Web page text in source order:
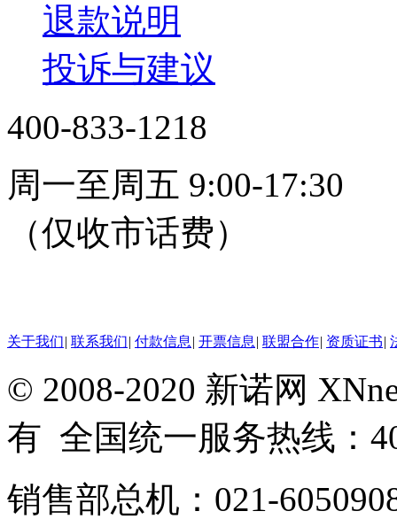
退款说明
投诉与建议
400-833-1218
周一至周五 9:00-17:30
（仅收市话费）
关于我们| 联系我们| 付款信息 | 开票信息 | 联盟合作| 资质证书|
© 2008-2020 新诺网
有 全国统一服务热线：
销售部总机：021-